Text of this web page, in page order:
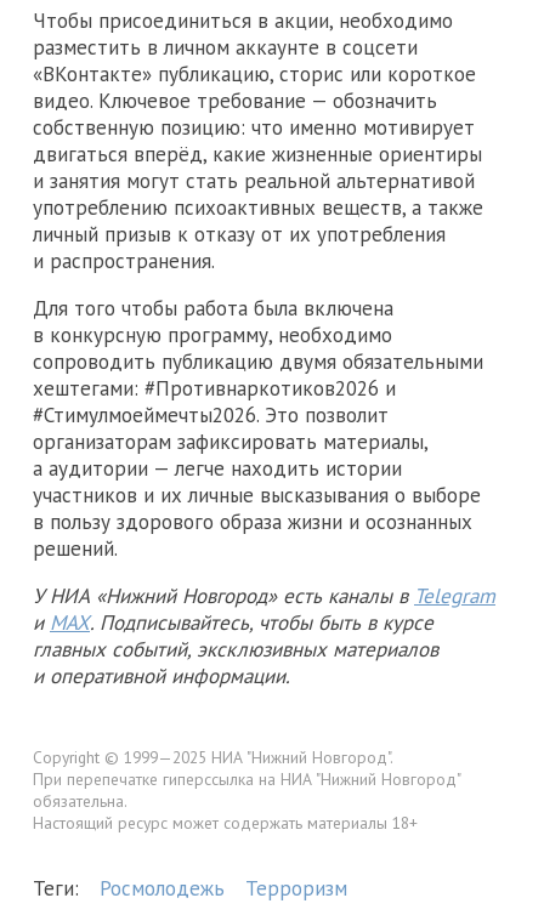
Чтобы присоединиться в акции, необходимо
разместить в личном аккаунте в соцсети
«ВКонтакте» публикацию, сторис или короткое
видео. Ключевое требование — обозначить
собственную позицию: что именно мотивирует
двигаться вперёд, какие жизненные ориентиры
и занятия могут стать реальной альтернативой
употреблению психоактивных веществ, а также
личный призыв к отказу от их употребления
и распространения.
Для того чтобы работа была включена
в конкурсную программу, необходимо
сопроводить публикацию двумя обязательными
хештегами: #Противнаркотиков2026 и
#Стимулмоеймечты2026. Это позволит
организаторам зафиксировать материалы,
а аудитории — легче находить истории
участников и их личные высказывания о выборе
в пользу здорового образа жизни и осознанных
решений.
У НИА «Нижний Новгород» есть каналы в Telegram
и MAX. Подписывайтесь, чтобы быть в курсе
главных событий, эксклюзивных материалов
и оперативной информации.
Copyright © 1999—2025 НИА "Нижний Новгород".
При перепечатке гиперссылка на НИА "Нижний Новгород"
обязательна.
Настоящий ресурс может содержать материалы 18+
Теги: Росмолодежь Терроризм